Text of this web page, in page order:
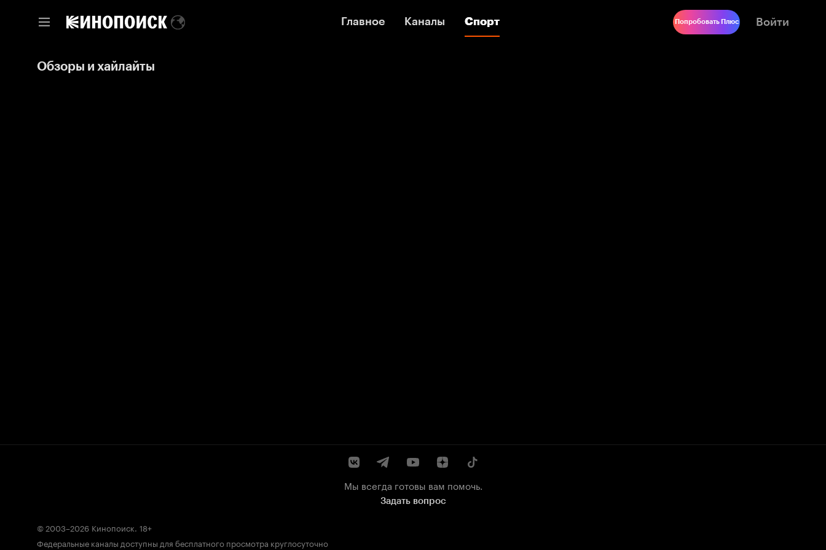
Главное Каналы Спорт
Главное Каналы Спорт Попробовать Плюс Войти
Обзоры и хайлайты
Мы всегда готовы вам помочь.
Задать вопрос
© 2003–2026 Кинопоиск. 18+
Федеральные каналы доступны для бесплатного просмотра круглосуточно